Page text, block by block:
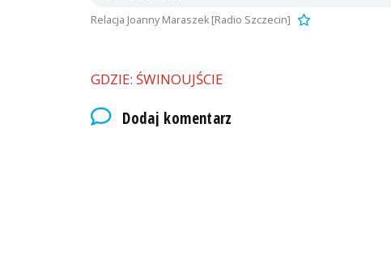
Relacja Joanny Maraszek [Radio Szczecin]
GDZIE: ŚWINOUJŚCIE
Dodaj komentarz